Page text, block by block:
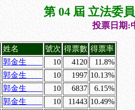
第 04 屆 立法委
投票日期:
姓名 號次 得票數 得票率
郭金生 10 4120
11.8%
郭金生 10 1997 10.13%
郭金生 10 6837
6.15%
郭金生 10 11443 10.49%